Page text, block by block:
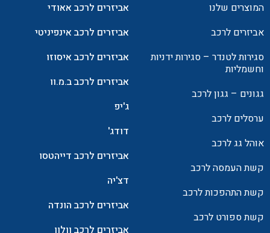
המוצרים שלנו
אביזרים לרכב
סגירות לטנדר – סגירות ידניות
וחשמליות
גגונים – גגון לרכב
ערסלים לרכב
אוהל גג לרכב
קשת העמסה לרכב
קשת התהפכות לרכב
קשת ספורט לרכב
אביזרים לרכב אאודי
אביזרים לרכב אינפיניטי
אביזרים לרכב איסוזו
אביזרים לרכב ב.מ.וו
ג'יפ
דודג'
אביזרים לרכב דייהטסו
דצ'יה
אביזרים לרכב הונדה
אביזרים לרכב וולוו